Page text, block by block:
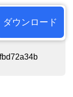
ダウンロード